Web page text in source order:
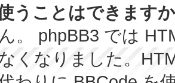
うことはできます
。 phpBB3 では
くなりました。